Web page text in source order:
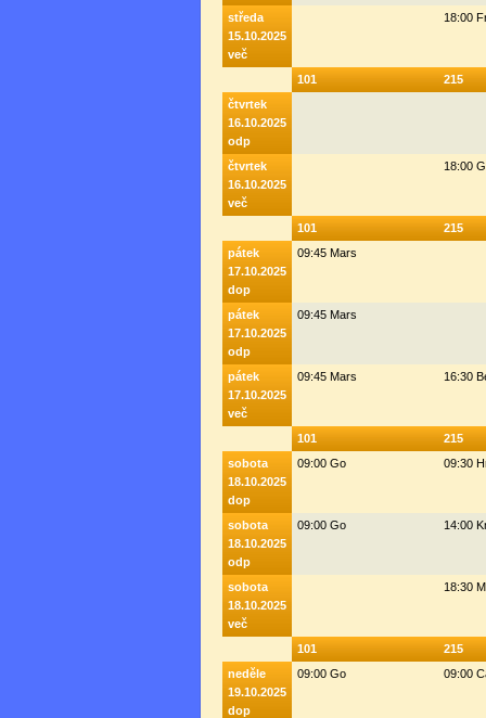
středa
15.10.2025
več
18:00
101
215
čtvrtek
16.10.2025
odp
čtvrtek
16.10.2025
več
18:00
101
215
pátek
17.10.2025
dop
09:45 Mars
pátek
17.10.2025
odp
09:45 Mars
pátek
17.10.2025
več
09:45 Mars 16:30
101
215
sobota
18.10.2025
dop
09:00 Go 09:30
sobota
18.10.2025
odp
09:00 Go 14:00
sobota
18.10.2025
več
18:30
101
215
neděle
19.10.2025
dop
09:00 Go 09:00